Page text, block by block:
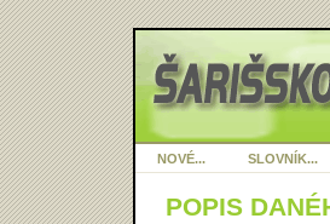
NOVÉ... SLOVNÍK...
POPIS